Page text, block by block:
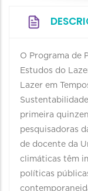
O Programa de
Estudos do
Lazer em
primeira
pesquisadoras
de docente da
climáticas têm
políticas